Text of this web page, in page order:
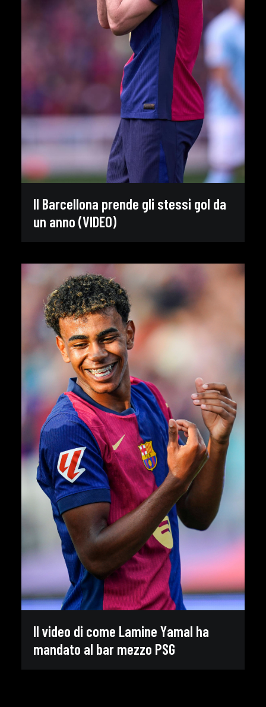
Il Barcellona prende gli stessi gol da
un anno (VIDEO)
Il video di come Lamine Yamal ha
mandato al bar mezzo PSG